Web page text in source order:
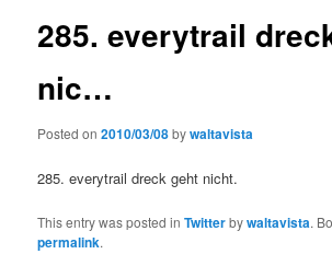
285. everytrail
nic…
Posted on2010/03/08bywaltavista
285. everytrail dreck geht nicht.
This entry was posted inTwitterbywaltavista.
permalink.